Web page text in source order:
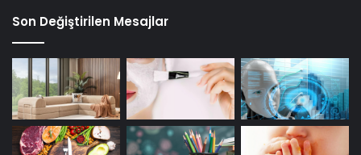
Son Değiştirilen Mesajlar